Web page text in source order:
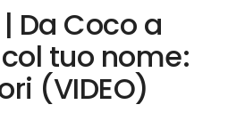
Da Coco a
tuo nome:
(VIDEO)